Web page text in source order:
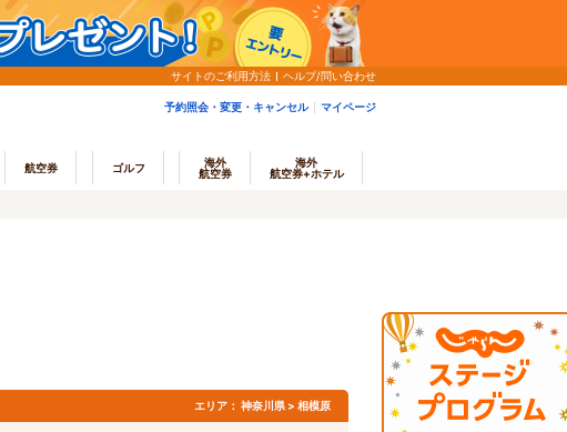
サイトのご利用方法 ヘルプ/問い合わせ
予約照会・変更・キャンセル マイページ
航空券 ゴルフ
海外
航空券
海外
航空券+ホテル
エリア： 神奈川県 > 相模原